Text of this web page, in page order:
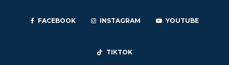
FACEBOOK INSTAGRAM YOUTUBE
TIKTOK